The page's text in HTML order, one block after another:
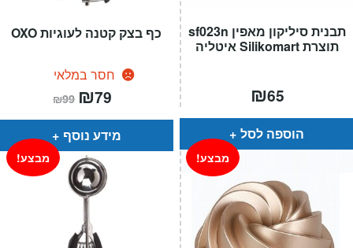
כף בצק קטנה לעוגיות OXO
חסר במלאי
₪99 המחיר
המקורי
היה:
₪99.
₪79
הוא:
מידע נוסף
תבנית סיליקון מאפין sf023n
תוצרת Silikomart איטליה
₪65
הוספה לסל
מבצע! מבצע!